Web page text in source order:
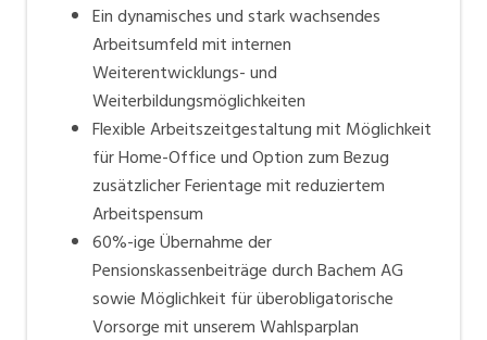
Ein dynamisches und stark wachsendes
Arbeitsumfeld mit internen
Weiterentwicklungs- und
Weiterbildungsmöglichkeiten
Flexible Arbeitszeitgestaltung mit Möglichkeit
für Home-Office und Option zum Bezug
zusätzlicher Ferientage mit reduziertem
Arbeitspensum
60%-ige Übernahme der
Pensionskassenbeiträge durch Bachem AG
sowie Möglichkeit für überobligatorische
Vorsorge mit unserem Wahlsparplan